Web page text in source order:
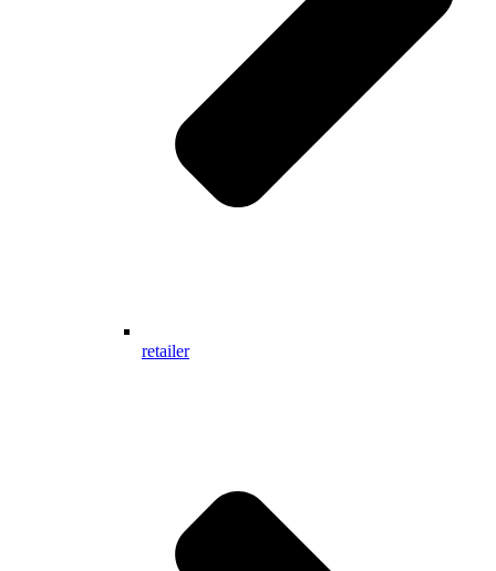
retailer